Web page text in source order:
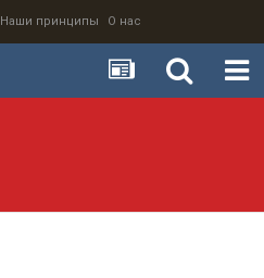
Наши принципы О нас